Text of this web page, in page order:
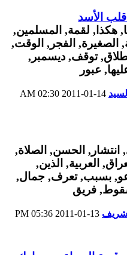
الأسد
02:30 AM
05:36 PM